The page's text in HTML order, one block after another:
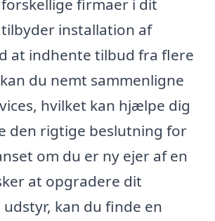
firmaer i dit
installation af
at indhente tilbud fra flere
du nemt sammenligne
hvilket kan hjælpe dig
den rigtige beslutning for
om du er ny ejer af en
at opgradere dit
kan du finde en